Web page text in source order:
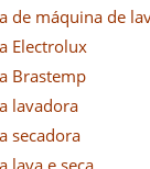
de máquina de
Electrolux
Brastemp
lavadora
secadora